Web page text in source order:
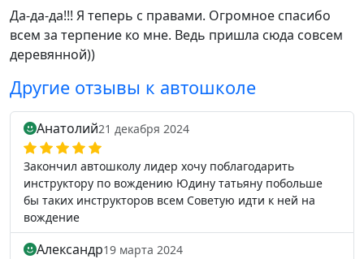
Да-да-да!!! Я теперь с правами. Огромное спасибо
всем за терпение ко мне. Ведь пришла сюда совсем
деревянной))
Другие отзывы к автошколе
Анатолий21 декабря 2024
Закончил автошколу лидер хочу поблагодарить
инструктору по вождению Юдину татьяну побольше
бы таких инструкторов всем Советую идти к ней на
вождение
Александр19 марта 2024